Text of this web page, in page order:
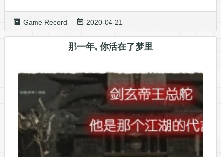
Game Record 2020-04-21
那一年, 你活在了梦里